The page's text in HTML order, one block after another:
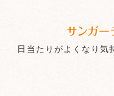
サンガー
日当たりがよくなり気